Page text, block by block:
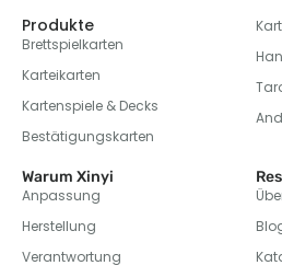
Produkte
Brettspielkarten
Karteikarten
Kartenspiele & Decks
Bestätigungskarten
Warum Xinyi
Anpassung
Herstellung
Verantwortung